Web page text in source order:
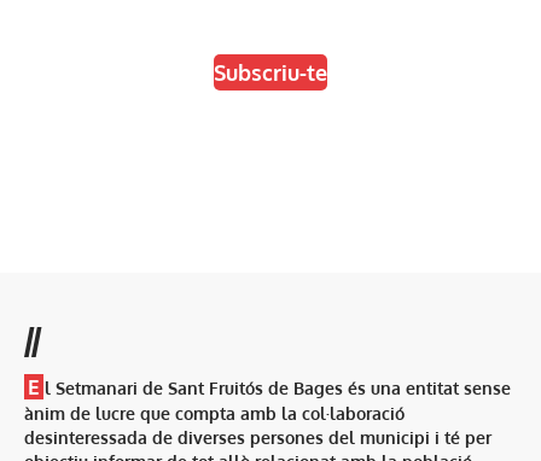
Subscriu-te
//
E l Setmanari de Sant Fruitós de Bages és una entitat sense
ànim de lucre que compta amb la col·laboració
desinteressada de diverses persones del municipi i té per